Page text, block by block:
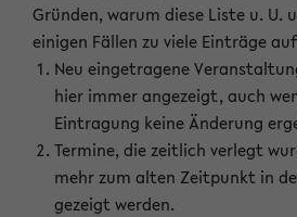
Gründen, warum diese Liste u. U.
einigen Fällen zu viele Einträge
Neu eingetragene
hier immer angezeigt, auch
Eintragung keine Änderung
Termine, die zeitlich verlegt
mehr zum alten Zeitpunkt in
gezeigt werden.